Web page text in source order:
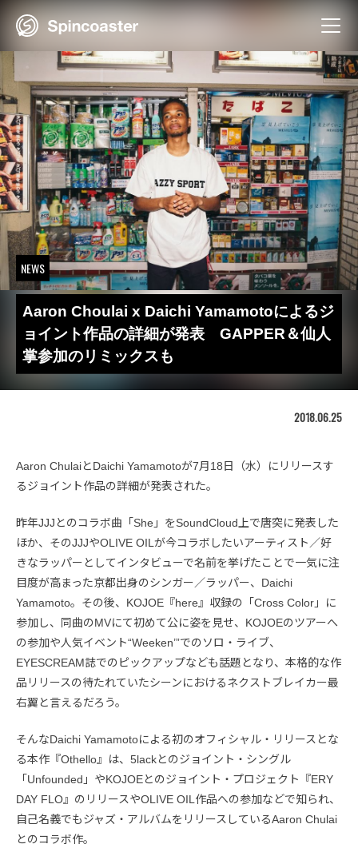
Skip
NEWS
Aaron Choulai x Daichi Yamamotoによるジ
ョイント作品の詳細が発表 GAPPER＆仙人
掌参加のリミックスも
2018.06.25
Aaron ChulaiとDaichi Yamamotoが7月18日（水）にリリースす
るジョイント作品の詳細が発表された。
昨年JJJとのコラボ曲「She」をSoundCloud上で唐突に発表した
ほか、そのJJJやOLIVE OILが今コラボしたいアーティスト／好
きなラッパーとしてインタビューで名前を挙げたことで一気に注
目度が高まった京都出身のシンガー／ラッパー、Daichi
Yamamoto。その後、KOJOE『here』収録の「Cross Color」に
参加し、同曲のMVにて初めて公に姿を見せ、KOJOEのツアーへ
の参加や人気イベント“Weeken’”でのソロ・ライブ、
EYESCREAM誌でのピックアップなども話題となり、本格的な作
品リリースの待たれていたシーンにおけるネクストブレイカー最
右翼と言えるだろう。
そんなDaichi Yamamotoによる初のオフィシャル・リリースとな
る本作『Othello』は、5lackとのジョイント・シングル
「Unfounded」やKOJOEとのジョイント・プロジェクト『ERY
DAY FLO』のリリースやOLIVE OIL作品への参加などで知られ、
自己名義でもジャズ・アルバムをリリースしているAaron Chulai
とのコラボ作。